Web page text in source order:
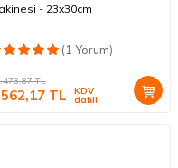
- 23x30cm
(1 Yorum)
TL
TL KDV
dahil